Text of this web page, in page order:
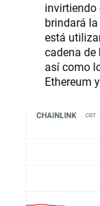
invirtiendo
brindará
está
cadena de
así como
Ethereum